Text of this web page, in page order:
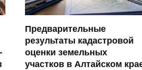
Предварительные
результаты кадастровой
оценки земельных
участков в Алтайском